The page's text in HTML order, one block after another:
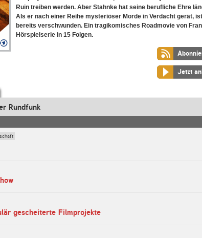
Ruin treiben werden. Aber Stahnke hat seine berufliche Ehre
Als er nach einer Reihe mysteriöser Morde in Verdacht gerät,
bereits verschwunden. Ein tragikomisches Roadmovie von
Hörspielserie in 15 Folgen.
Jetzt
Rundfunk
gescheiterte Filmprojekte